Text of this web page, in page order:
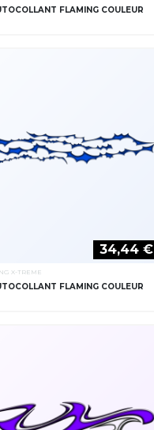
FLAMING COULEUR
34,44 €
X-TREME
FLAMING COULEUR